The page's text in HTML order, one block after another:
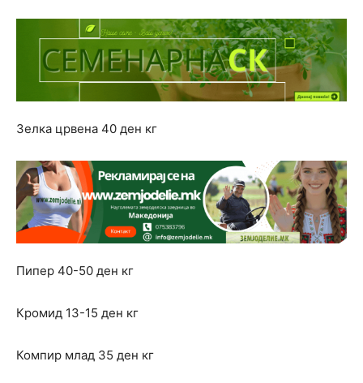
Зелка црвена 40 ден кг
Пипер 40-50 ден кг
Кромид 13-15 ден кг
Компир млад 35 ден кг